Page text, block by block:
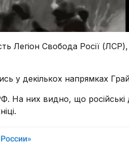
Легіон Свобода Росії
у декількох напрямках
них видно, що російські